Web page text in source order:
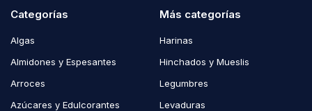
Categorías
Algas
Almidones y Espesantes
Arroces
Azúcares y Edulcorantes
Más categorías
Harinas
Hinchados y Mueslis
Legumbres
Levaduras